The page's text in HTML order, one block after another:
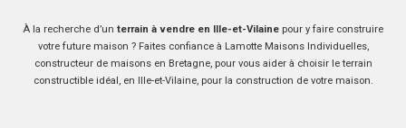
À la recherche d’un terrain à vendre en Ille-et-Vilaine pour y faire construire
votre future maison ? Faites confiance à Lamotte Maisons Individuelles,
constructeur de maisons en Bretagne, pour vous aider à choisir le terrain
constructible idéal, en Ille-et-Vilaine, pour la construction de votre maison.